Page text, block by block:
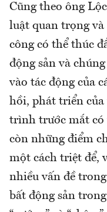
Cũng theo ông
luật quan trọng
công có thể thúc
động sản và
vào tác động của
hồi, phát triển
trình trước mắt có
còn những điểm
một cách triệt để,
nhiều vấn đề
bất động sản